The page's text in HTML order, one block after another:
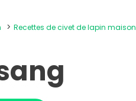
Recettes de civet de lapin maison